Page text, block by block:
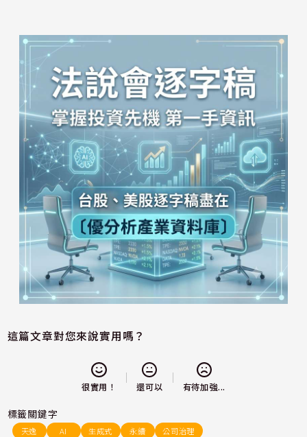
這篇文章對您來說實用嗎？
很實用！ 還可以 有待加強...
標籤關鍵字
天逸 AI 生成式 永續 公司治理